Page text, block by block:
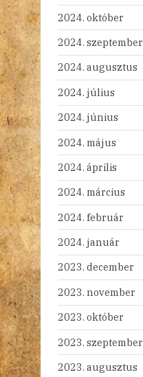
2024. október
2024. szeptember
2024. augusztus
2024. július
2024. június
2024. május
2024. április
2024. március
2024. február
2024. január
2023. december
2023. november
2023. október
2023. szeptember
2023. augusztus